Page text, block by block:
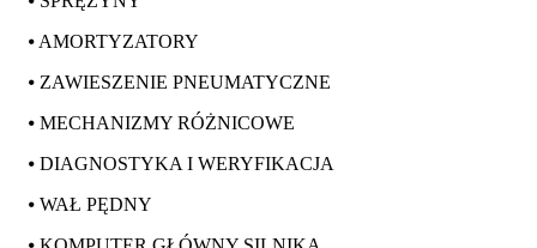
⦁ AMORTYZATORY
⦁ ZAWIESZENIE PNEUMATYCZNE
⦁ MECHANIZMY RÓŻNICOWE
⦁ DIAGNOSTYKA I WERYFIKACJA
⦁ WAŁ PĘDNY